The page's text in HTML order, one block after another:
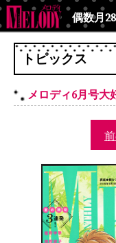
偶数月
トピックス
メロディ6月号大